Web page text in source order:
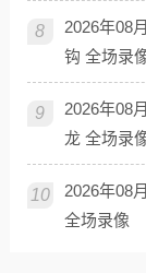
8
2026年08
钩 全场录
9
2026年08
龙 全场录
10
2026年08
全场录像